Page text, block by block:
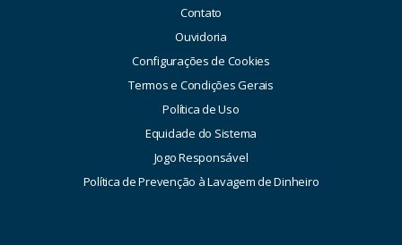
Contato
Ouvidoria
Configurações de Cookies
Termos e Condições Gerais
Política de Uso
Equidade do Sistema
Jogo Responsável
Política de Prevenção à Lavagem de Dinheiro